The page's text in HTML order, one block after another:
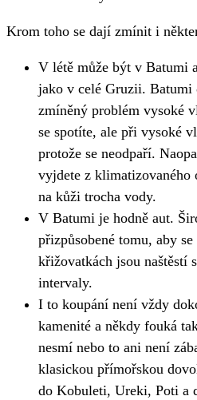
Krom toho se dají zmínit i
V létě může být v Batumi
jako v celé Gruzii. Batumi
zmíněný problém vysoké
se spotíte, ale při vysoké
protože se neodpaří.
vyjdete z klimatizovaného
na kůži trocha vody.
V Batumi je hodně aut.
přizpůsobené tomu, aby
křižovatkách jsou naštěstí
intervaly.
I to koupání není vždy
kamenité a někdy fouká
nesmí nebo to ani není
klasickou přímořskou
do Kobuleti, Ureki, Poti a